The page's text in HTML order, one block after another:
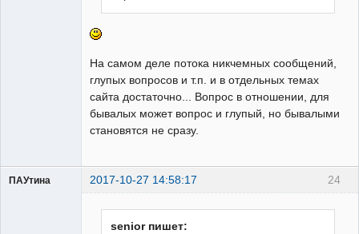
На самом деле потока никчемных сообщений,
глупых вопросов и т.п. и в отдельных темах
сайта достаточно... Вопрос в отношении, для
бывалых может вопрос и глупый, но бывалыми
становятся не сразу.
24
ПАУтина 2017-10-27 14:58:17
senior пишет: